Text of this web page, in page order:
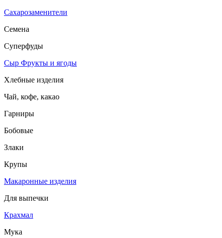
Сахарозаменители
Семена
Суперфуды
Сыр Фрукты и ягоды
Хлебные изделия
Чай, кофе, какао
Гарниры
Бобовые
Злаки
Крупы
Макаронные изделия
Для выпечки
Крахмал
Мука